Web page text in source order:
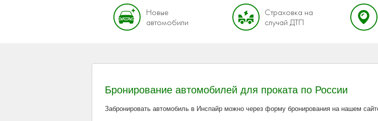
Новые
автомобили
Страховка на
случай ДТП
Бронирование автомобилей для проката по России
Забронировать автомобиль в Инспайр можно через форму бронирования на нашем